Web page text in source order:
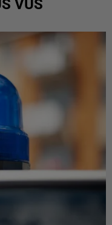
VUS